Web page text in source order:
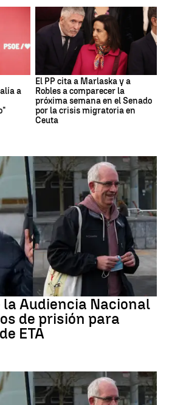
a
El PP cita a Marlaska y a
Robles a comparecer la
próxima semana en el Senado
por la crisis migratoria en
Ceuta
la Audiencia Nacional
de prisión para
ETA